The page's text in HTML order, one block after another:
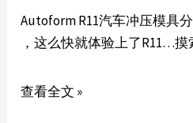
Autoform R11汽车冲压模具
，这么快就体验上了R11…
查看全文 »